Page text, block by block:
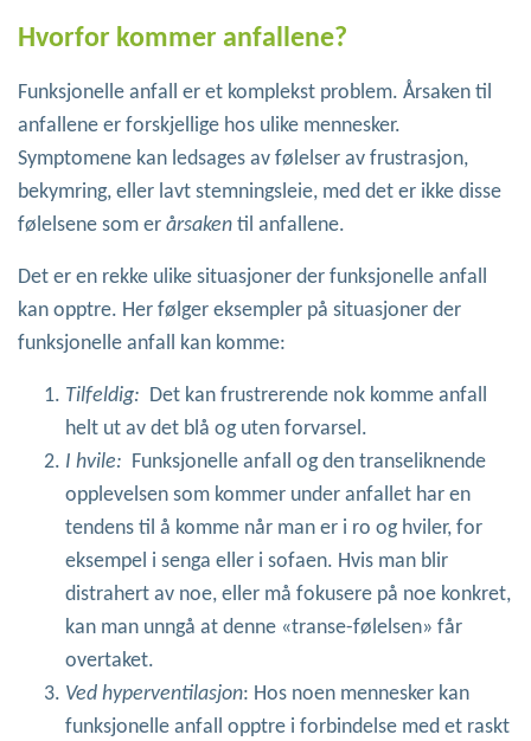
Hvorfor kommer anfallene?
Funksjonelle anfall er et komplekst problem. Årsaken til
anfallene er forskjellige hos ulike mennesker.
Symptomene kan ledsages av følelser av frustrasjon,
bekymring, eller lavt stemningsleie, med det er ikke disse
følelsene som er årsaken til anfallene.
Det er en rekke ulike situasjoner der funksjonelle anfall
kan opptre. Her følger eksempler på situasjoner der
funksjonelle anfall kan komme:
Tilfeldig: Det kan frustrerende nok komme anfall
helt ut av det blå og uten forvarsel.
I hvile: Funksjonelle anfall og den transeliknende
opplevelsen som kommer under anfallet har en
tendens til å komme når man er i ro og hviler, for
eksempel i senga eller i sofaen. Hvis man blir
distrahert av noe, eller må fokusere på noe konkret,
kan man unngå at denne «transe-følelsen» får
overtaket.
Ved hyperventilasjon: Hos noen mennesker kan
funksjonelle anfall opptre i forbindelse med et raskt